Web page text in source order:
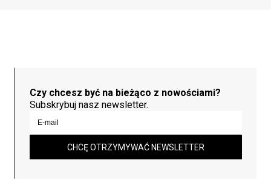
Czy chcesz być na bieżąco z nowościami?
Subskrybuj nasz newsletter.
CHCĘ OTRZYMYWAĆ NEWSLETTER